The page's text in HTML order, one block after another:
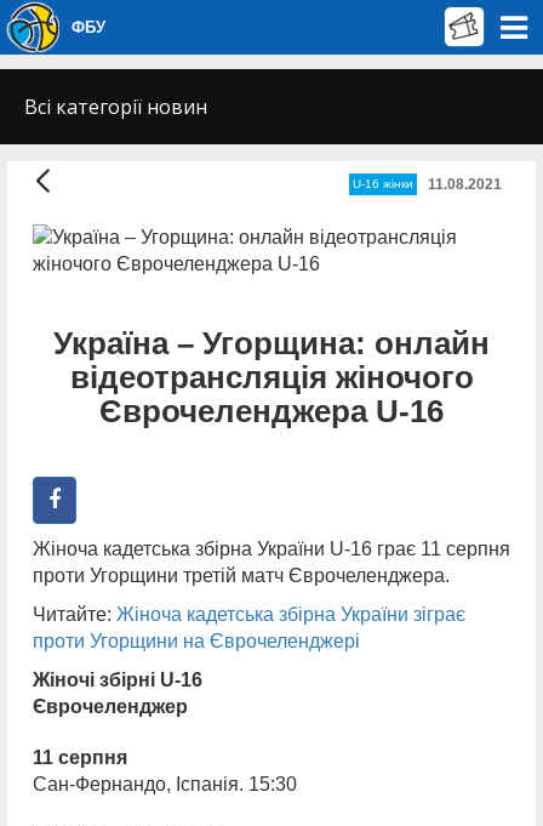
ФБУ
Всі категорії новин
U-16 жінки 11.08.2021
Україна – Угорщина: онлайн
відеотрансляція жіночого
Єврочеленджера U-16
Жіноча кадетська збірна України U-16 грає 11 серпня
проти Угорщини третій матч Єврочеленджера.
Читайте: Жіноча кадетська збірна України зіграє
проти Угорщини на Єврочеленджері
Жіночі збірні U-16
Єврочеленджер
11 серпня
Сан-Фернандо, Іспанія. 15:30